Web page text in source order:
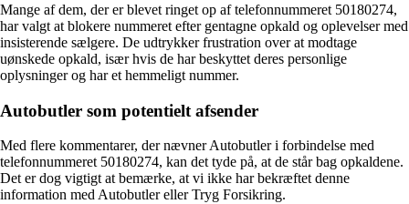
Mange af dem, der er blevet ringet op af telefonnummeret 50180274,
har valgt at blokere nummeret efter gentagne opkald og oplevelser med
insisterende sælgere. De udtrykker frustration over at modtage
uønskede opkald, især hvis de har beskyttet deres personlige
oplysninger og har et hemmeligt nummer.
Autobutler som potentielt afsender
Med flere kommentarer, der nævner Autobutler i forbindelse med
telefonnummeret 50180274, kan det tyde på, at de står bag opkaldene.
Det er dog vigtigt at bemærke, at vi ikke har bekræftet denne
information med Autobutler eller Tryg Forsikring.